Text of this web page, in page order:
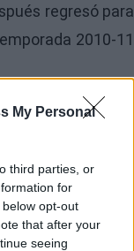
My Personal
third parties, or
for
opt-out
that after your
seeing
regresó para
2010-11
a Brooklyn
en la campaña
hasta las Finales